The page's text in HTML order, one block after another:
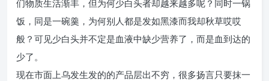
们物质生活渐丰，但为何少白头者却越来越多呢？同时一锅
饭，同是一碗羹，为何别人都是发如黑漆而我却秋草哎哎
般？可见少白头并不定是血液中缺少营养了，而是血到达的
少了。
现在市面上乌发生发的的产品层出不穷，很多扬言只要抹一